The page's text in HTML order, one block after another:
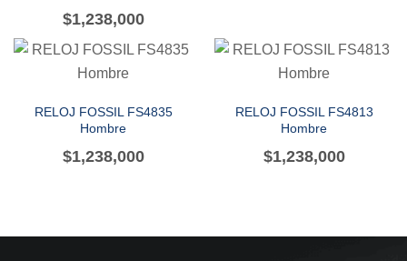
$1,238,000
RELOJ FOSSIL FS4835
Hombre
$1,238,000
RELOJ FOSSIL FS4813
Hombre
$1,238,000